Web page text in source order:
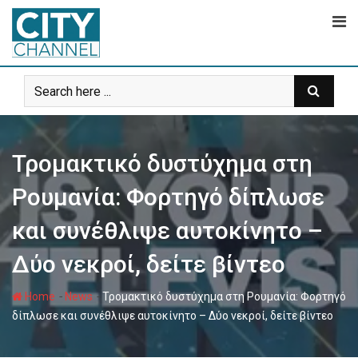
Skip
content
Τρομακτικό δυστύχημα στη
Ρουμανία: Φορτηγό δίπλωσε
και συνέθλιψε αυτοκίνητο –
Δύο νεκροί, δείτε βίντεο
Home - News-Τρομακτικό δυστύχημα στη Ρουμανία: Φορτηγό
δίπλωσε και συνέθλιψε αυτοκίνητο – Δύο νεκροί, δείτε βίντεο